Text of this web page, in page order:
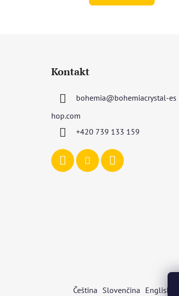
Kontakt
bohemia@bohemiacrystal-es
hop.com
+420 739 133 159
Čeština Slovenčina English